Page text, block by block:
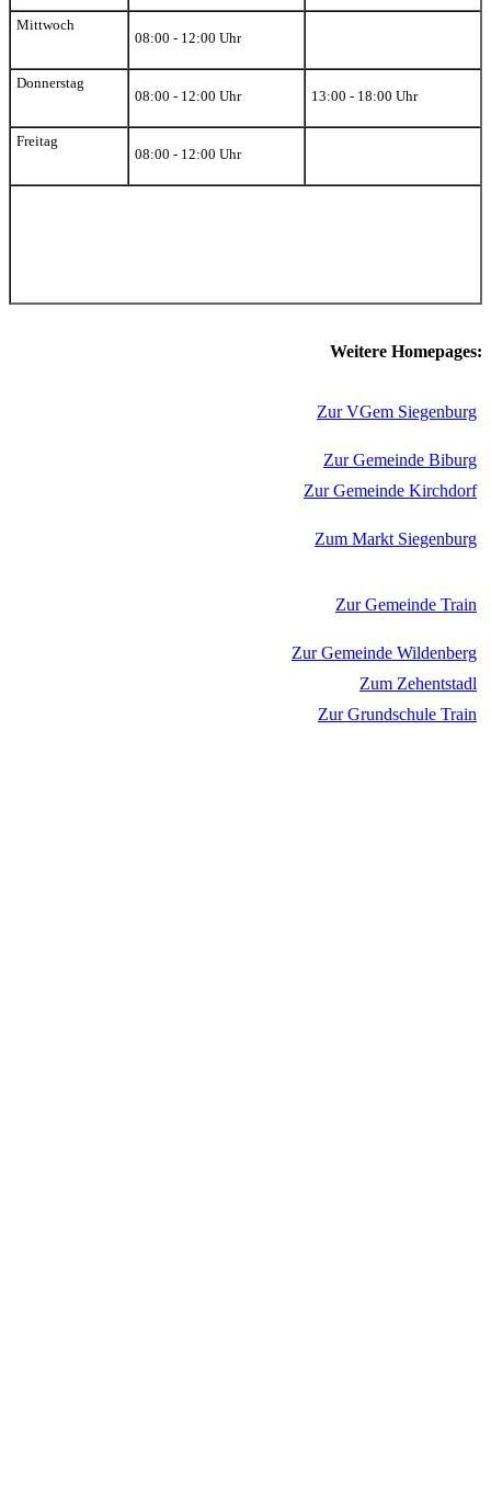
Mittwoch
08:00 - 12:00 Uhr
Donnerstag
08:00 - 12:00 Uhr
13:00 - 18:00 Uhr
Freitag
08:00 - 12:00 Uhr
Weitere Homepages:
Zur VGem Siegenburg
Zur Gemeinde Biburg
Zur Gemeinde Kirchdorf
Zum Markt Siegenburg
Zur Gemeinde Train
Zur Gemeinde Wildenberg
Zum Zehentstadl
Zur Grundschule Train